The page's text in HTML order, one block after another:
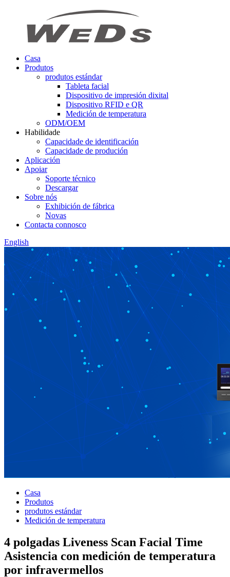
Casa
Produtos
produtos estándar
Tableta facial
Dispositivo de impresión dixital
Dispositivo RFID e QR
Medición de temperatura
ODM/OEM
Habilidade
Capacidade de identificación
Capacidade de produción
Aplicación
Apoiar
Soporte técnico
Descargar
Sobre nós
Exhibición de fábrica
Novas
Contacta connosco
English
Casa
Produtos
produtos estándar
Medición de temperatura
4 polgadas Liveness Scan Facial Time
Asistencia con medición de temperatura
por infravermellos